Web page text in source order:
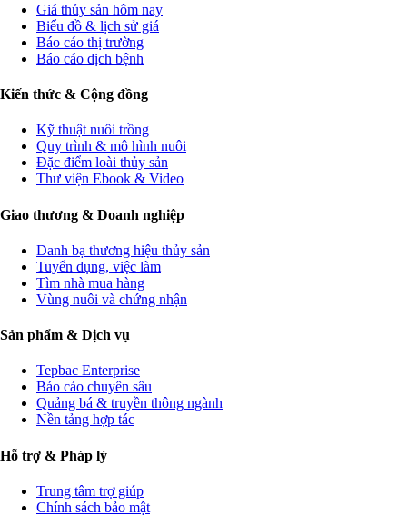
Giá thủy sản hôm nay
Biểu đồ & lịch sử giá
Báo cáo thị trường
Báo cáo dịch bệnh
Kiến thức & Cộng đồng
Kỹ thuật nuôi trồng
Quy trình & mô hình nuôi
Đặc điểm loài thủy sản
Thư viện Ebook & Video
Giao thương & Doanh nghiệp
Danh bạ thương hiệu thủy sản
Tuyển dụng, việc làm
Tìm nhà mua hàng
Vùng nuôi và chứng nhận
Sản phẩm & Dịch vụ
Tepbac Enterprise
Báo cáo chuyên sâu
Quảng bá & truyền thông ngành
Nền tảng hợp tác
Hỗ trợ & Pháp lý
Trung tâm trợ giúp
Chính sách bảo mật